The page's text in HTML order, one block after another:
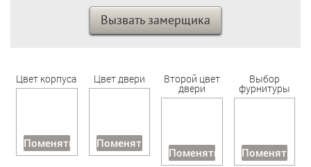
Вызвать замерщика
Цвет корпуса
Поменять
Цвет двери
Поменять
Второй цвет
двери
Поменять
Выбор
фурнитуры
Поменять